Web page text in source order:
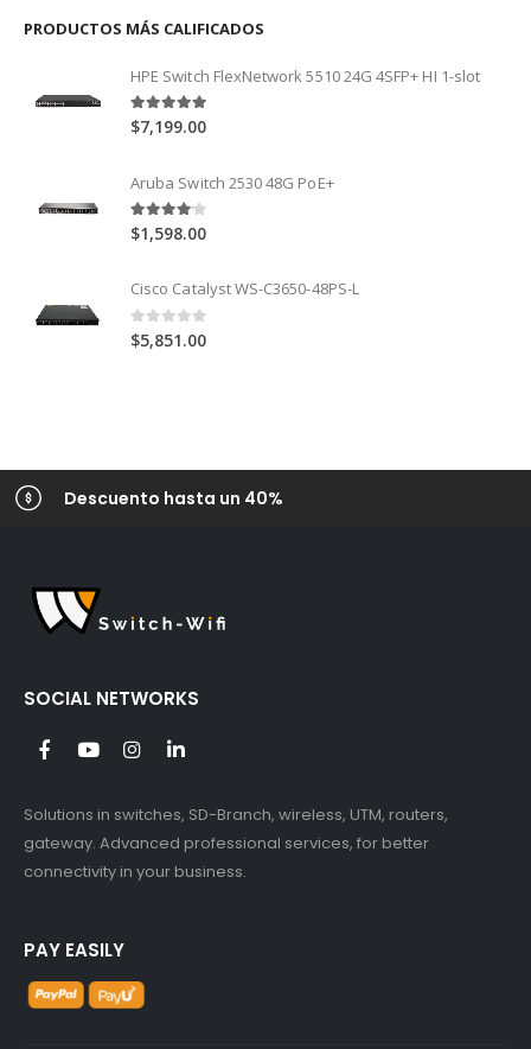
PRODUCTOS MÁS CALIFICADOS
HPE Switch FlexNetwork 5510 24G 4SFP+ HI 1-slot
5.00out of 5
$7,199.00
Aruba Switch 2530 48G PoE+
4.00out of 5
$1,598.00
Cisco Catalyst WS-C3650-48PS-L
0out of 5
$5,851.00
Descuento hasta un 40%
SOCIAL NETWORKS
Solutions in switches, SD-Branch, wireless, UTM, routers,
gateway. Advanced professional services, for better
connectivity in your business.
PAY EASILY